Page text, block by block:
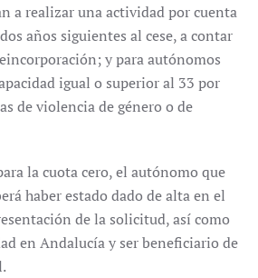
a realizar una actividad por cuenta
años siguientes al cese, a contar
y para autónomos
igual o superior al 33 por
de violencia de género o de
la cuota cero, el autónomo que
haber estado dado de alta en el
de la solicitud, así como
en Andalucía y ser beneficiario de